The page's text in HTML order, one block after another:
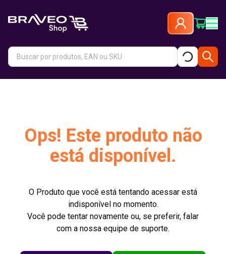
Ops! Este produto não
está disponível.
O Produto que você está tentando acessar está
indisponível no momento.
Você pode tentar novamente ou, se preferir, falar
com a nossa equipe de suporte.